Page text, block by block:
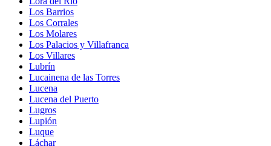
Los Barrios
Los Corrales
Los Molares
Los Palacios y Villafranca
Los Villares
Lubrín
Lucainena de las Torres
Lucena
Lucena del Puerto
Lugros
Lupión
Luque
Láchar